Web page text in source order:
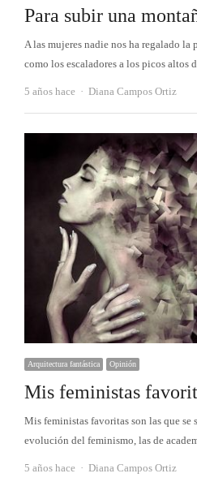
Para subir una
A las mujeres nadie nos ha regalado la
como los escaladores a los picos altos
5 años hace Autor
Diana Campos Ortiz
Arquitectura fantástica Opinión
Mis feministas
Mis feministas favoritas son las que se
evolución del feminismo, las de
5 años hace Autor
Diana Campos Ortiz